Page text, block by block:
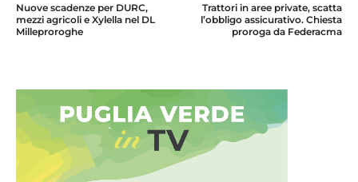
Nuove scadenze per DURC,
mezzi agricoli e Xylella nel DL
Milleproroghe
Trattori in aree private, scatta
l’obbligo assicurativo. Chiesta
proroga da Federacma